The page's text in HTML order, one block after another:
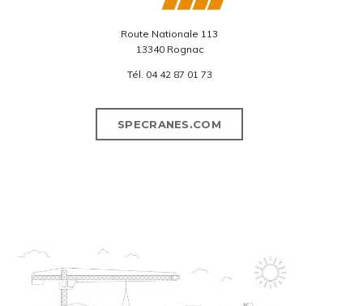
Route Nationale 113
13340 Rognac
Tél. 04 42 87 01 73
SPECRANES.COM